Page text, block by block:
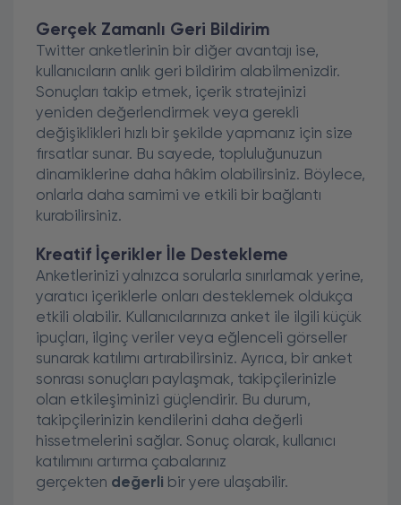
Gerçek Zamanlı Geri Bildirim
Twitter anketlerinin bir diğer avantajı ise,
kullanıcıların anlık geri bildirim alabilmenizdir.
Sonuçları takip etmek, içerik stratejinizi
yeniden değerlendirmek veya gerekli
değişiklikleri hızlı bir şekilde yapmanız için size
fırsatlar sunar. Bu sayede, topluluğunuzun
dinamiklerine daha hâkim olabilirsiniz. Böylece,
onlarla daha samimi ve etkili bir bağlantı
kurabilirsiniz.
Kreatif İçerikler İle Destekleme
Anketlerinizi yalnızca sorularla sınırlamak yerine,
yaratıcı içeriklerle onları desteklemek oldukça
etkili olabilir. Kullanıcılarınıza anket ile ilgili küçük
ipuçları, ilginç veriler veya eğlenceli görseller
sunarak katılımı artırabilirsiniz. Ayrıca, bir anket
sonrası sonuçları paylaşmak, takipçilerinizle
olan etkileşiminizi güçlendirir. Bu durum,
takipçilerinizin kendilerini daha değerli
hissetmelerini sağlar. Sonuç olarak, kullanıcı
katılımını artırma çabalarınız
gerçekten değerli bir yere ulaşabilir.